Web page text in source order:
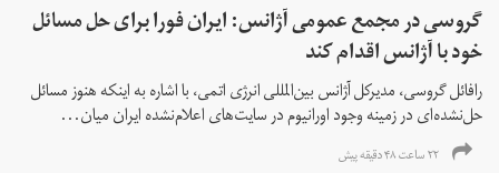
گروسی در مجمع عمومی آژانس: ایران فورا برای حل مسائل
خود با آژانس اقدام کند
رافائل گروسی، مدیرکل آژانس بین‌المللی انرژی اتمی، با اشاره به اینکه هنوز مسائل
حل‌نشده‌ای در زمینه وجود اورانیوم در سایت‌های اعلام‌نشده ایران میان...
۲۲ ساعت ۴۸ دقیقه پیش